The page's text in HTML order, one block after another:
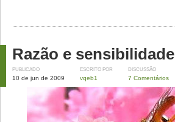
Razão e sensibilidade
PUBLICADO
10 de jun de 2009
ESCRITO POR
vqeb1
DISCUSSÃO
7 Comentários